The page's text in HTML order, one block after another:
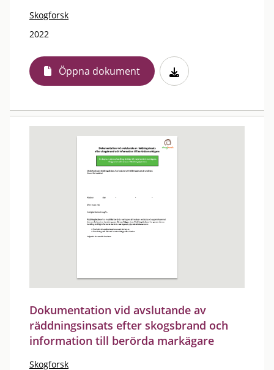
Skogforsk
2022
Öppna dokument
Dokumentation vid avslutande av
räddningsinsats efter skogsbrand och
information till berörda markägare
Skogforsk